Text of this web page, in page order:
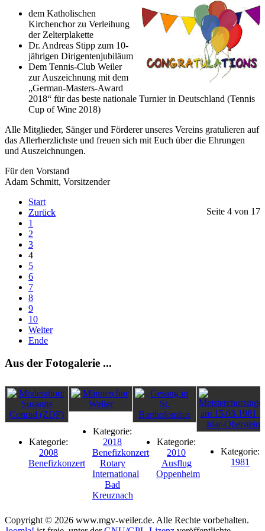
dem Katholischen
Kirchenchor zu Verleihung
der Zelterplakette
Dr. Andreas Stipp zum 10-
jährigen Dirigentenjubiläum
Dem Tennis-Club Weiler
zur Auszeichnung mit dem
„German-Masters-Award
2018“ für das beste nationale Turnier in Deutschland (Tennis
Cup of Wine 2018)
Alle Mitglieder, Sänger und Förderer unseres Vereins gratulieren auf
das Allerherzlichste und freuen sich mit Euch über die Ehrungen
und Auszeichnungen.
Für den Vorstand
Adam Schmitt, Vorsitzender
Seite 4 von 17
Start
Zurück
1
2
3
4
5
6
7
8
9
10
Weiter
Ende
Aus der Fotogalerie ...
Kategorie:
2008
Benefizkonzert
Kategorie:
2018
Benefizkonzert
Rotary
International
Bad
Kreuznach
Kategorie:
2010
Ausflug
Oppenheim
Kategorie:
1981
Copyright © 2026 www.mgv-weiler.de. Alle Rechte vorbehalten.